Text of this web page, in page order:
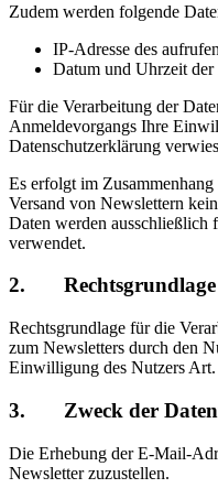
Zudem werden folgende
IP-Adresse des
Datum und Uhrzeit der
Für die Verarbeitung der
Anmeldevorgangs Ihre
Datenschutzerklärung
Es erfolgt im
Versand von Newslettern
Daten werden ausschließlich
verwendet.
2. Rechtsgrundlage
Rechtsgrundlage für die
zum Newsletters durch den
Einwilligung des Nutzers
3. Zweck der
Die Erhebung der E-Mail-
Newsletter zuzustellen.